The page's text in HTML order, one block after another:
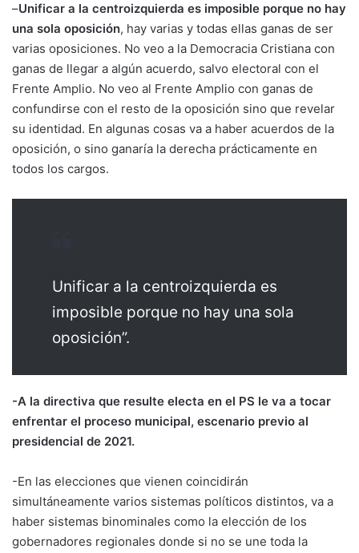
–Unificar a la centroizquierda es imposible porque no hay
una sola oposición, hay varias y todas ellas ganas de ser
varias oposiciones. No veo a la Democracia Cristiana con
ganas de llegar a algún acuerdo, salvo electoral con el
Frente Amplio. No veo al Frente Amplio con ganas de
confundirse con el resto de la oposición sino que revelar
su identidad. En algunas cosas va a haber acuerdos de la
oposición, o sino ganaría la derecha prácticamente en
todos los cargos.
Unificar a la centroizquierda es
imposible porque no hay una sola
oposición”.
-A la directiva que resulte electa en el PS le va a tocar
enfrentar el proceso municipal, escenario previo al
presidencial de 2021.
-En las elecciones que vienen coincidirán
simultáneamente varios sistemas políticos distintos, va a
haber sistemas binominales como la elección de los
gobernadores regionales donde si no se une toda la